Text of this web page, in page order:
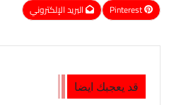
Pinterest
البريد الإلكتروني
قد يعجبك ايضا